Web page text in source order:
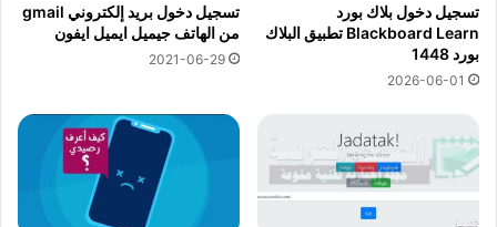
تسجيل دخول بلاك بورد
Blackboard Learn تطبيق البلاك
بورد 1448
2026-06-01
تسجيل دخول بريد إلكتروني gmail
من الهاتف جيميل ايميل ايفون
2021-06-29